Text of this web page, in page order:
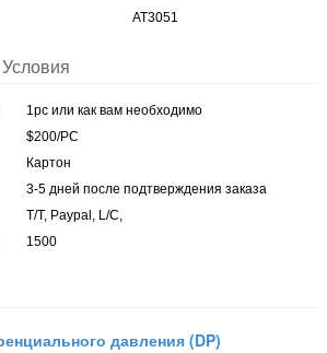
AT3051
1pc или как вам необходимо
$200/PC
Картон
3-5 дней после подтверждения заказа
T/T, Paypal, L/C,
1500
давления (DP)